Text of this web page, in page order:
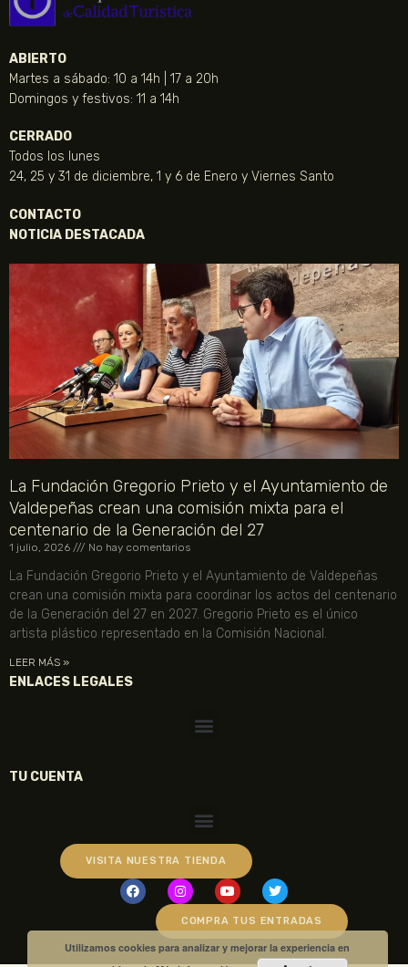
ABIERTO
Martes a sábado: 10 a 14h | 17 a 20h
Domingos y festivos: 11 a 14h
CERRADO
Todos los lunes
24, 25 y 31 de diciembre, 1 y 6 de Enero y Viernes Santo
CONTACTO
NOTICIA DESTACADA
La Fundación Gregorio Prieto y el Ayuntamiento de
Valdepeñas crean una comisión mixta para el
centenario de la Generación del 27
1 julio, 2026 No hay comentarios
La Fundación Gregorio Prieto y el Ayuntamiento de Valdepeñas
crean una comisión mixta para coordinar los actos del centenario
de la Generación del 27 en 2027. Gregorio Prieto es el único
artista plástico representado en la Comisión Nacional.
LEER MÁS »
ENLACES LEGALES
TU CUENTA
VISITA NUESTRA TIENDA
COMPRA TUS ENTRADAS
Utilizamos cookies para analizar y mejorar la experiencia en